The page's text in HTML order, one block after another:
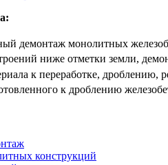
демонтаж монолитных
ниже отметки земли,
к переработке,
к дроблению
конструкций